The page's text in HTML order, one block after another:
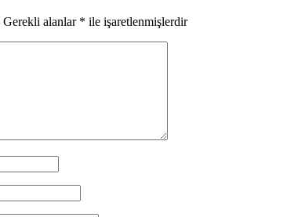
Gerekli alanlar * ile işaretlenmişlerdir